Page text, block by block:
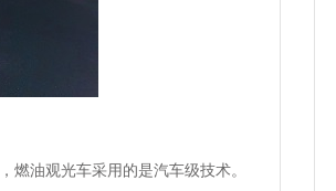
油观光车采用的是汽车级技术。